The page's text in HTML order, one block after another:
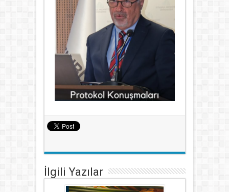
İlgili Yazılar